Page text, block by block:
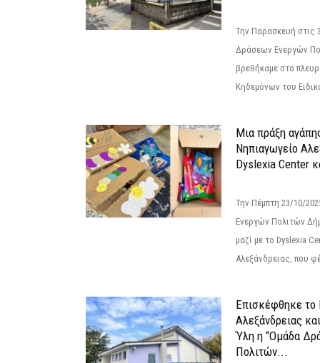
Την Παρασκευή
Δράσεων Ενεργών
βρεθήκαμε στο
Κηδεμόνων του
Μια πράξη
Νηπιαγωγείο
Dyslexia Center
Την Πέμπτη 23/10/
Ενεργών Πολιτών
μαζί με το Dyslexia
Αλεξάνδρειας, που
Επισκέφθηκε το
Αλεξάνδρειας
Ύλη η “Ομάδα
Πολιτών...